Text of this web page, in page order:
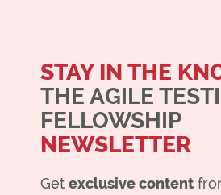
STAY IN THE
THE AGILE
FELLOWSHIP
NEWSLETTER
Get exclusive content